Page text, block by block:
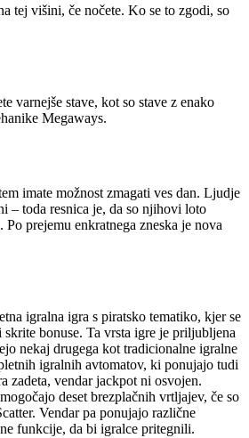
tej višini, če nočete. Ko se to zgodi, so
varnejše stave, kot so stave z enako
Megaways.
imate možnost zmagati ves dan. Ljudje
– toda resnica je, da so njihovi loto
prejemu enkratnega zneska je nova
igralna igra s piratsko tematiko, kjer se
bonuse. Ta vrsta igre je priljubljena
nekaj drugega kot tradicionalne igralne
igralnih avtomatov, ki ponujajo tudi
zadeta, vendar jackpot ni osvojen.
deset brezplačnih vrtljajev, če so
Vendar pa ponujajo različne
funkcije, da bi igralce pritegnili.